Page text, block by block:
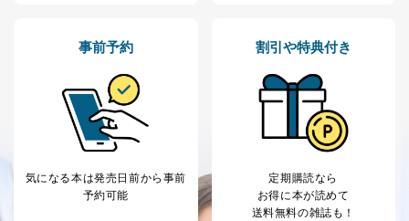
により当該事務の遂行に支障を及ぼすおそれがあると
上記２．の利用目的を実施するために守秘義務を結ん
だ企業に、業務の一部として個人情報の取扱いを委
託・提供する場合、その業務に必要な範囲で委託・提
供先企業に個人情報を開示することがあります。
が、これらに限りません。
委託先：カスタマーサポート支援会社 、クレジッ
トカード決済などの決済代行・料金回収会社、広
事前予約
気になる本は発売日前から事前
予約可能
割引や特典付き
定期購読なら
お得に本が読めて
送料無料の雑誌も！